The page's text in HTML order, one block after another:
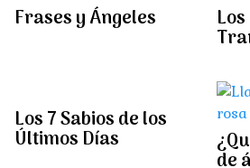
Frases y Ángeles
Los 7 Sabios de los
Últimos Días
de